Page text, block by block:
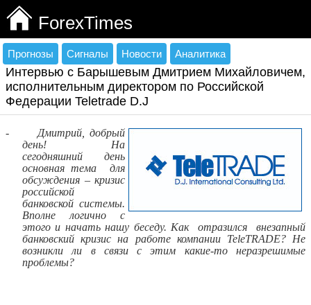
ForexTimes
Прогнозы Сигналы Новости Аналитика
Интервью с Барышевым Дмитрием Михайловичем,
исполнительным директором по Российской
Федерации Teletrade D.J
-
Дмитрий, добрый
день! На
сегодняшний день
основная тема
для
обсуждения – кризис
российской
банковской системы.
Вполне логично с
этого и начать нашу беседу. Как
отразился
внезапный
банковский кризис на работе компании TeleTRADE? Не
возникли ли в связи с этим какие-то неразрешимые
проблемы?